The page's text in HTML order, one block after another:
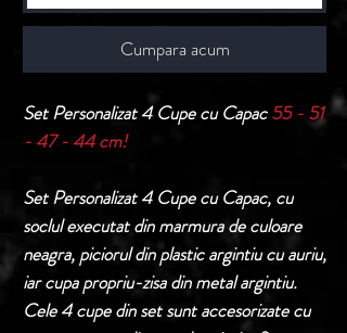
Cumpara acum
Set Personalizat 4 Cupe cu Capac55 - 51
- 47 - 44 cm!
Set Personalizat 4 Cupe cu Capac, cu
soclul executat din marmura de culoare
neagra, piciorul din plastic argintiu cu auriu,
iar cupa propriu-zisa din metal argintiu.
Cele 4 cupe din set sunt accesorizate cu